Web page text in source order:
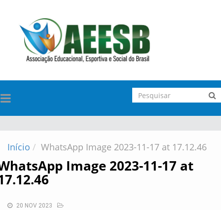
TOGGLE
NAVIGATION
Início WhatsApp Image 2023-11-17 at 17.12.46
Image 2023-11-17 at
20 NOV 2023